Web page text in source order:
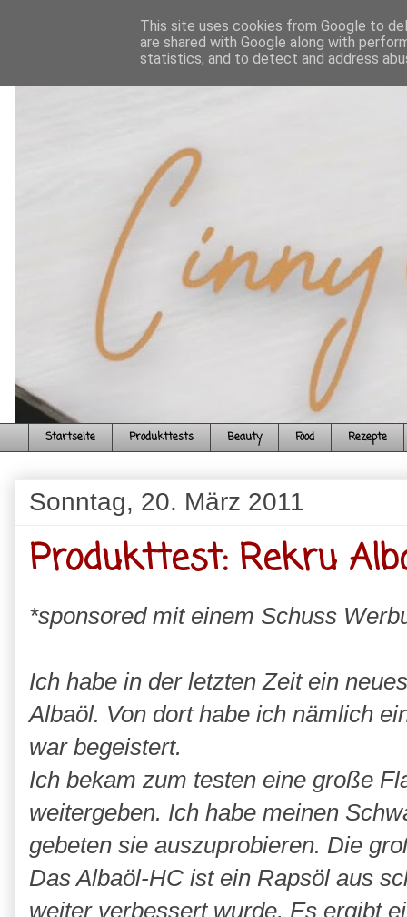
Startseite Produkttests Beauty Food Rezepte
Sonntag, 20. März 2011
Produkttest: Rekru
*sponsored mit einem Schuss
Ich habe in der letzten Zeit ein
Albaöl. Von dort habe ich nämlich
war begeistert.
Ich bekam zum testen eine große
weitergeben. Ich habe meinen
gebeten sie auszuprobieren. Die
Das Albaöl-HC ist ein Rapsöl aus
weiter verbessert wurde. Es ergibt
This site uses cookies from Google to
are shared with Google along with
statistics, and to detect and address